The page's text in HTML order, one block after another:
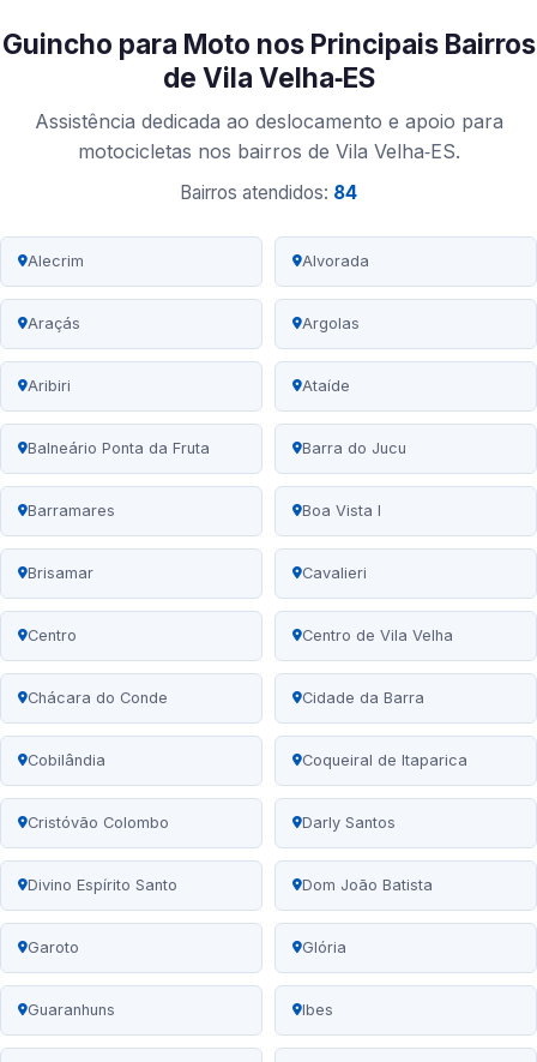
Guincho para Moto nos Principais Bairros
de Vila Velha‑ES
Assistência dedicada ao deslocamento e apoio para
motocicletas nos bairros de Vila Velha‑ES.
Bairros atendidos: 84
Alecrim Alvorada
Araçás Argolas
Aribiri Ataíde
Balneário Ponta da Fruta Barra do Jucu
Barramares Boa Vista I
Brisamar Cavalieri
Centro Centro de Vila Velha
Chácara do Conde Cidade da Barra
Cobilândia Coqueiral de Itaparica
Cristóvão Colombo Darly Santos
Divino Espírito Santo Dom João Batista
Garoto Glória
Guaranhuns Ibes